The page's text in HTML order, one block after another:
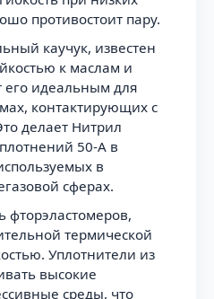
противостоит пару.
каучук, известен
к маслам и
его идеальным для
контактирующих с
делает Нитрил
50-А в
в
сферах.
фторэластомеров,
термической
Уплотнители из
высокие
среды, что